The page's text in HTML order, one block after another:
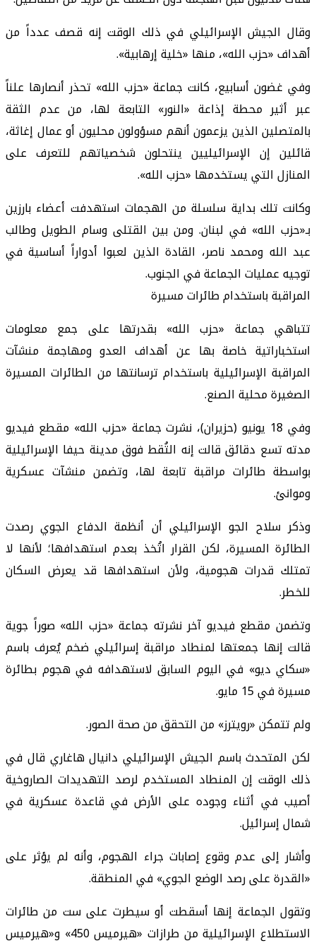
وقال الجيش الإسرائيلي في ذلك الوقت إنه قصف عدداً من
أهداف «حزب الله»، منها «خلية إرهابية».
وفي غضون أسابيع، كانت جماعة «حزب الله» تحذر أنصارها علناً
عبر أثير محطة إذاعة «النور» التابعة لها، من عدم الثقة
بالمتصلين الذين يزعمون أنهم مسؤولون محليون أو عمال إغاثة،
قائلين إن الإسرائيليين ينتحلون شخصياتهم للتعرف على
المنازل التي يستخدمها «حزب الله».
وكانت تلك بداية سلسلة من الهجمات استهدفت أعضاء بارزين
بـ«حزب الله» في لبنان. ومن بين القتلى وسام الطويل وطالب
عبد الله ومحمد ناصر، القادة الذين لعبوا أدواراً أساسية في
توجيه عمليات الجماعة في الجنوب.
المراقبة باستخدام طائرات مسيرة
تتباهي جماعة «حزب الله» بقدرتها على جمع معلومات
استخباراتية خاصة بها عن أهداف العدو ومهاجمة منشآت
المراقبة الإسرائيلية باستخدام ترسانتها من الطائرات المسيرة
الصغيرة محلية الصنع.
وفي 18 يونيو (حزيران)، نشرت جماعة «حزب الله» مقطع فيديو
مدته تسع دقائق قالت إنه التُقط فوق مدينة حيفا الإسرائيلية
بواسطة طائرات مراقبة تابعة لها، وتضمن منشآت عسكرية
وموانئ.
وذكر سلاح الجو الإسرائيلي أن أنظمة الدفاع الجوي رصدت
الطائرة المسيرة، لكن القرار اتُخذ بعدم استهدافها؛ لأنها لا
تمتلك قدرات هجومية، ولأن استهدافها قد يعرض السكان
للخطر.
وتضمن مقطع فيديو آخر نشرته جماعة «حزب الله» صوراً جوية
قالت إنها جمعتها لمنطاد مراقبة إسرائيلي ضخم يُعرف باسم
«سكاي ديو» في اليوم السابق لاستهدافه في هجوم بطائرة
مسيرة في 15 مايو.
ولم تتمكن «رويترز» من التحقق من صحة الصور.
لكن المتحدث باسم الجيش الإسرائيلي دانيال هاغاري قال في
ذلك الوقت إن المنطاد المستخدم لرصد التهديدات الصاروخية
أصيب في أثناء وجوده على الأرض في قاعدة عسكرية في
شمال إسرائيل.
وأشار إلى عدم وقوع إصابات جراء الهجوم، وأنه لم يؤثر على
«القدرة على رصد الوضع الجوي» في المنطقة.
وتقول الجماعة إنها أسقطت أو سيطرت على ست من طائرات
الاستطلاع الإسرائيلية من طرازات «هيرميس 450» و«هيرميس